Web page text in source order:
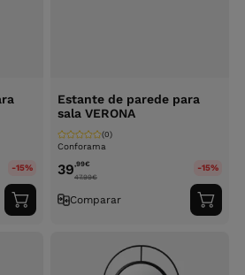
-15%
Adicionar
ao
Estante de parede para
sala VERONA
Conforama
(0)
39,99€
47.99€
-15%
Comparar
ao